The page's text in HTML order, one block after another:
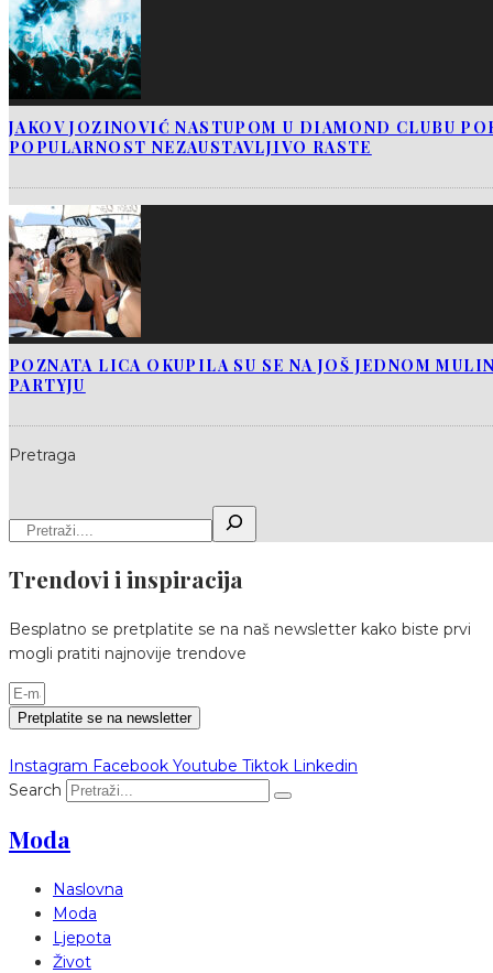
JAKOV JOZINOVIĆ NASTUPOM U DIAMOND CLUBU
POPULARNOST NEZAUSTAVLJIVO RASTE
POZNATA LICA OKUPILA SU SE NA JOŠ JEDNOM
PARTYJU
Pretraga
Trendovi i inspiracija
Besplatno se pretplatite se na naš newsletter kako biste prvi
mogli pratiti najnovije trendove
Pretplatite se na newsletter
Instagram Facebook Youtube Tiktok Linkedin
Search
Moda
Naslovna
Moda
Ljepota
Život